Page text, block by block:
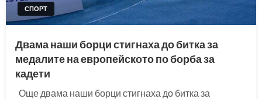
СПОРТ
Двама наши борци стигнаха до битка за
медалите на европейското по борба за
кадети
Още двама наши борци стигнаха до битка за